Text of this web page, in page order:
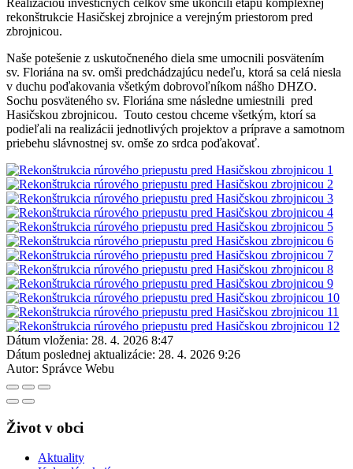
rekonštrukcie Hasičskej zbrojnice a verejným priestorom pred
zbrojnicou.
Naše potešenie z uskutočneného diela sme umocnili posvätením
sv. Floriána na sv. omši predchádzajúcu nedeľu, ktorá sa celá niesla
v duchu poďakovania všetkým dobrovoľníkom nášho DHZO.
Sochu posväteného sv. Floriána sme následne umiestnili pred
Hasičskou zbrojnicou. Touto cestou chceme všetkým, ktorí sa
podieľali na realizácii jednotlivých projektov a príprave a samotnom
priebehu slávnostnej sv. omše zo srdca poďakovať.
Dátum vloženia: 28. 4. 2026 8:47
Dátum poslednej aktualizácie: 28. 4. 2026 9:26
Autor: Správce Webu
Život v obci
Aktuality